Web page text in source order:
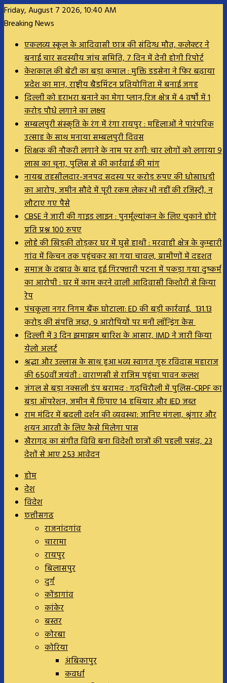
Friday, August 7 2026, 10:40 AM
Breaking News
एकलव्य स्कूल के आदिवासी छात्र की संदिग्ध मौत, कलेक्टर ने
बनाई चार सदस्यीय जांच समिति, 7 दिन में देनी होगी रिपोर्ट
केशकाल की बेटी का बड़ा कमाल : मुक्ति डडसेना ने फिर बढ़ाया
प्रदेश का मान, राष्ट्रीय बैडमिंटन प्रतियोगिता में बनाई जगह
दिल्ली को हराभरा बनाने का मेगा प्लान,रिज क्षेत्र में 4 वर्षों में 1
करोड़ पौधे लगाने का लक्ष्य
सम्बलपुरी संस्कृति के रंग में रंगा रायपुर : महिलाओं ने पारंपरिक
उत्साह के साथ मनाया सम्बलपुरी दिवस
शिक्षक की नौकरी लगाने के नाम पर ठगी: चार लोगों को लगाया 9
लाख का चूना, पुलिस से की कार्रवाई की मांग
नायब तहसीलदार-जनपद सदस्य पर करोड़ रुपए की धोखाधड़ी
का आरोप, जमीन सौदे में पूरी रकम लेकर भी नहीं की रजिस्ट्री, न
लौटाए गए पैसे
CBSE ने जारी की गाइड लाइन : पुनर्मूल्यांकन के लिए चुकाने होंगे
प्रति प्रश्न 100 रुपए
लोहे की खिड़की तोड़कर घर में घुसे हाथी : मरवाही क्षेत्र के कुम्हारी
गांव में किचन तक पहुंचकर खा गया चावल, ग्रामीणों में दहशत
समाज के दबाव के बाद हुई गिरफ्तारी पटना में पकड़ा गया दुष्कर्म
का आरोपी : घर में काम करने वाली आदिवासी किशोरी से किया
रेप
पंचकूला नगर निगम बैंक घोटाला: ED की बड़ी कार्रवाई, 131.13
करोड़ की संपत्ति जब्त, 9 आरोपियों पर मनी लॉन्ड्रिंग केस
दिल्ली में 3 दिन झमाझम बारिश के आसार, IMD ने जारी किया
येलो अलर्ट
श्रद्धा और उल्लास के साथ हुआ भव्य स्वागत गुरु रविदास महाराज
की 650वीं जयंती : वाराणसी से राजिम पहुंचा पावन कलश
जंगल से बड़ा नक्सली डंप बरामद : गढ़चिरौली में पुलिस-CRPF का
बड़ा ऑपरेशन, जमीन में छिपाए 14 हथियार और IED जब्त
राम मंदिर में बदली दर्शन की व्यवस्था: जानिए मंगला, श्रृंगार और
शयन आरती के लिए कैसे मिलेगा पास
खैरागढ़ का संगीत विवि बना विदेशी छात्रों की पहली पसंद, 23
देशों से आए 253 आवेदन
होम
देश
विदेश
छत्तीसगढ
राजनांदगांव
चारामा
रायपुर
बिलासपुर
दुर्ग
कोंडागांव
कांकेर
बस्तर
कोरबा
कोरिया
अंबिकापुर
कवर्धा